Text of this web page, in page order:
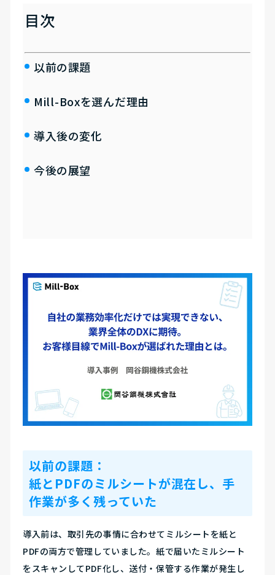
目次
以前の課題
Mill-Boxを選んだ理由
導入後の変化
今後の展望
以前の課題：
紙とPDFのミルシートが混在し、手
作業が多く残っていた
導入前は、取引先の事情に合わせてミルシートを紙と
PDFの両方で管理していました。紙で届いたミルシート
をスキャンしてPDF化し、送付・保管する作業が発生し